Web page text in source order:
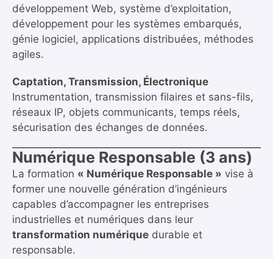
développement Web, système d’exploitation,
développement pour les systèmes embarqués,
génie logiciel, applications distribuées, méthodes
agiles.
Captation, Transmission, Électronique
Instrumentation, transmission filaires et sans-fils,
réseaux IP, objets communicants, temps réels,
sécurisation des échanges de données.
Numérique Responsable (3 ans)
La formation « Numérique Responsable » vise à
former une nouvelle génération d’ingénieurs
capables d’accompagner les entreprises
industrielles et numériques dans leur
transformation numérique durable et
responsable.